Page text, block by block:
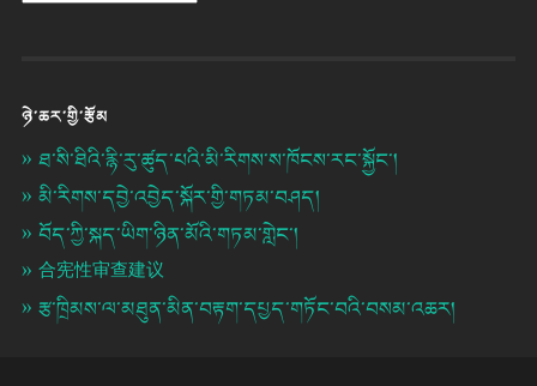
ཉེ་ཆར་གྱི་རྩོམ
ཐ་སི་ཐིའི་རྙི་རུ་ཚུད་པའི་མི་རིགས་ས་ཁོངས་རང་སྐྱོང་།
མི་རིགས་དབྱེ་འབྱེད་སྐོར་གྱི་གཏམ་བཤད།
བོད་ཀྱི་སྐད་ཡིག་ཉིན་མོའི་གཏམ་གླེང་།
合宪性审查建议
རྩ་ཁྲིམས་ལ་མཐུན་མིན་བརྟག་དཔྱད་གཏོང་བའི་བསམ་འཆར།